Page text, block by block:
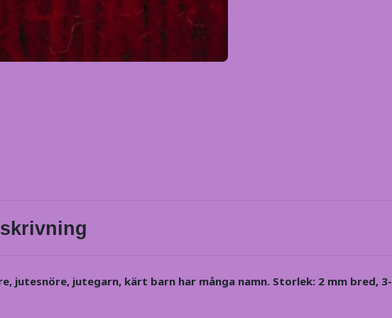
jutesnöre, jutegarn, kärt barn har många namn. Storlek: 2 mm bred, 3-